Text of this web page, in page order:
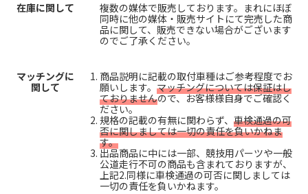
在庫に関して
複数の媒体で販売しております。まれにほぼ
同時に他の媒体・販売サイトにて完売した商
品に関して、販売できない場合がございます
のでご了承ください。
マッチングに
関して
商品説明に記載の取付車種はご参考程度でお
願いします。 マッチングについては保証はし
ておりませんので、お客様様自身でご確認く
ださい。
規格の記載の有無に関わらず、 車検通過の可
否に関しましては一切の責任を負いかねま
す。
出品商品に中には一部、競技用パーツや一般
公道走行不可の商品も含まれておりますが、
上記2.同様に車検通過の可否に関しましては
一切の責任を負いかねます。